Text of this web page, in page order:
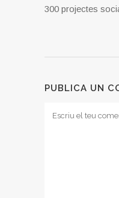
300 projectes
PUBLICA UN